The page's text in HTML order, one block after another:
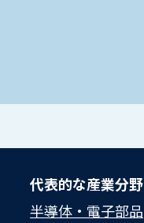
代表的な産業分野
半導体・電子部品